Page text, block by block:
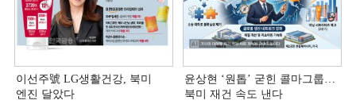
이선주號 LG생활건강, 북미
엔진 달았다
윤상현 ‘원톱ʼ 굳힌 콜마그룹…
북미 재건 속도 낸다